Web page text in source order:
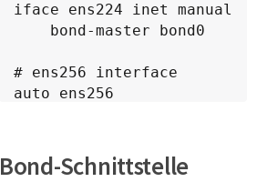
iface ens224 inet manual
# ens256 interface
auto ens256
Bond-Schnittstelle